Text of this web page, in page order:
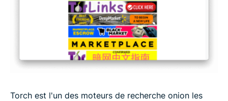
Torch est l'un des moteurs de recherche onion les